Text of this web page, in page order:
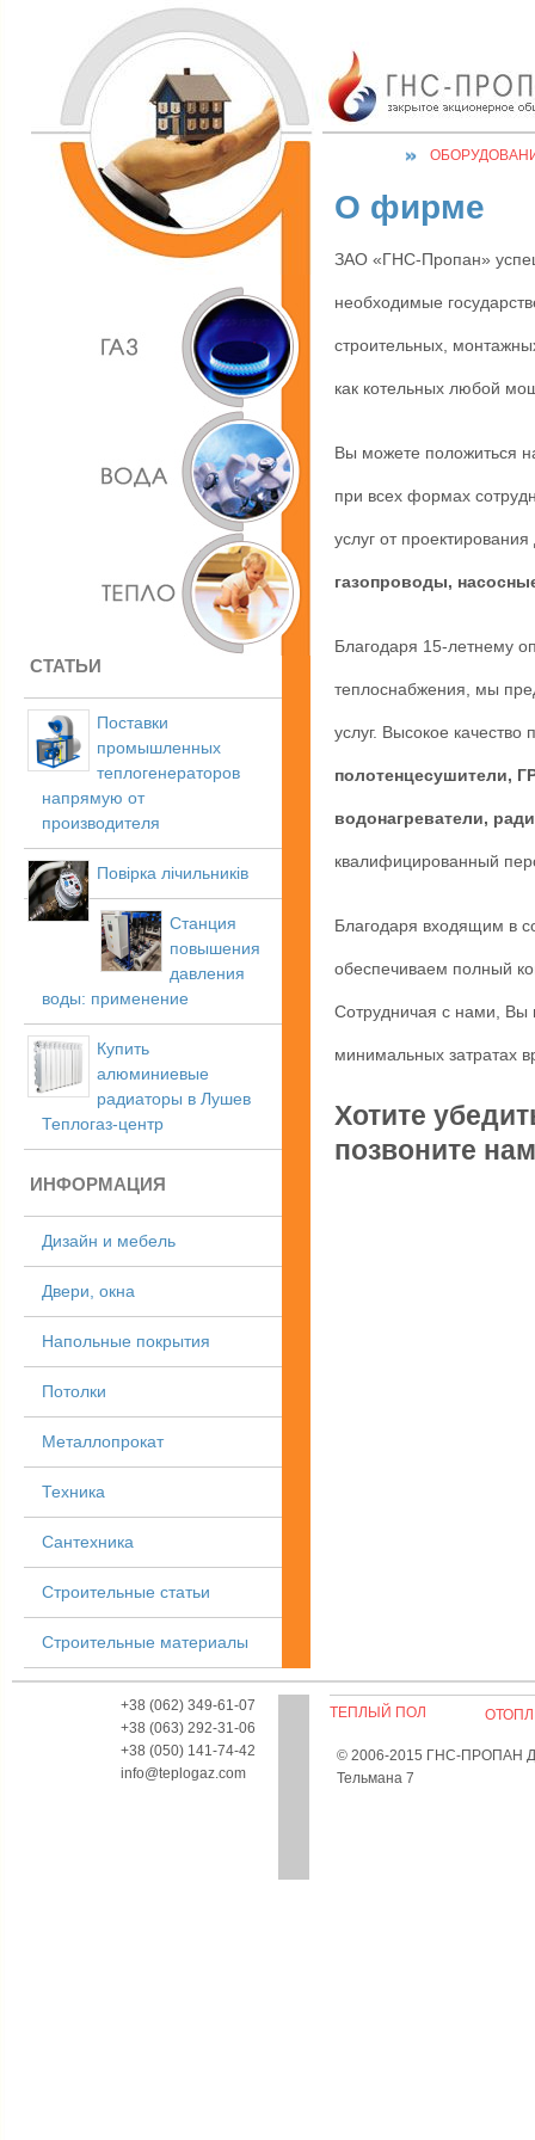
СТАТЬИ
Поставки
промышленных
теплогенераторов
напрямую от
производителя
Повірка лічильників
Станция
повышения
давления
воды: применение
Купить
алюминиевые
радиаторы в Лушев
Теплогаз-центр
ИНФОРМАЦИЯ
Дизайн и мебель
Двери, окна
Напольные покрытия
Потолки
Металлопрокат
Техника
Сантехника
Строительные статьи
Строительные материалы
О фирме
ЗАО «ГНС-Пропан»
необходимые
строительных,
как котельных любой
Вы можете положиться
при всех формах
услуг от
газопроводы,
Благодаря 15-летнему
теплоснабжения, мы
услуг. Высокое качество
полотенцесушители,
водонагреватели,
квалифицированный
Благодаря входящим в
обеспечиваем полный
Сотрудничая с нами, Вы
минимальных затратах
Хотите
позвоните
+38 (062) 349-61-07
+38 (063) 292-31-06
+38 (050) 141-74-42
info@teplogaz.com
ТЕПЛЫЙ ПОЛ
© 2006-2015 ГНС-ПРОПАН
Тельмана 7